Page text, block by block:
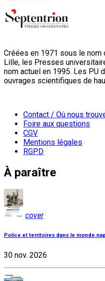
Créées en 1971 sous le
Lille, les Presses
nom actuel en 1995. Les PU
ouvrages scientifiques de
Contact / Où nous
Foire aux questions
CGV
Mentions légales
RGPD
À paraître
cover
Police et territoires dans le monde
30 nov. 2026